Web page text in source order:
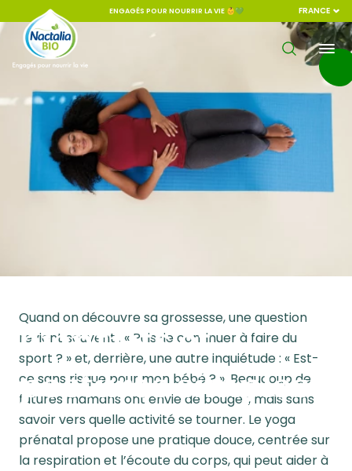
ENGAGÉS POUR NOURRIR LA VIE 👶💚 FRANCE
bienfaits et
postures simples
Quand on découvre sa grossesse, une question
revient souvent : « Puis-je continuer à faire du
sport ? » et, derrière, une autre inquiétude : « Est-
ce sans risque pour mon bébé ? ». Beaucoup de
futures mamans ont envie de bouger, mais sans
savoir vers quelle activité se tourner. Le yoga
prénatal propose une pratique douce, centrée sur
la respiration et l’écoute du corps, qui peut aider à